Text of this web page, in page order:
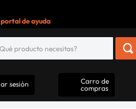
de ayuda
Iniciar sesión
Carro de
compras